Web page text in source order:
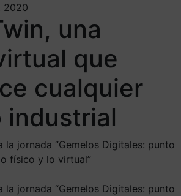
2020
una
que
cualquier
industrial
la jornada “Gemelos Digitales: punto
físico y lo virtual”
la jornada “Gemelos Digitales: punto